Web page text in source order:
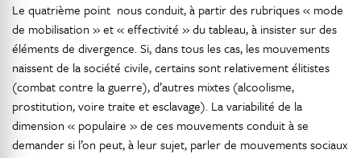
Le quatrième point nous conduit, à partir des rubriques « mode
de mobilisation » et « effectivité » du tableau, à insister sur des
éléments de divergence. Si, dans tous les cas, les mouvements
naissent de la société civile, certains sont relativement élitistes
(combat contre la guerre), d’autres mixtes (alcoolisme,
prostitution, voire traite et esclavage). La variabilité de la
dimension « populaire » de ces mouvements conduit à se
demander si l’on peut, à leur sujet, parler de mouvements sociaux